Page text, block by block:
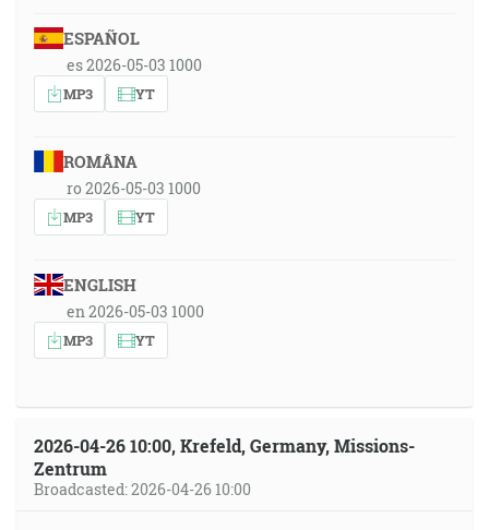
ESPAÑOL
es 2026-05-03 1000
MP3 YT
ROMÂNA
ro 2026-05-03 1000
MP3 YT
ENGLISH
en 2026-05-03 1000
MP3 YT
2026-04-26 10:00, Krefeld, Germany, Missions-
Zentrum
Broadcasted: 2026-04-26 10:00